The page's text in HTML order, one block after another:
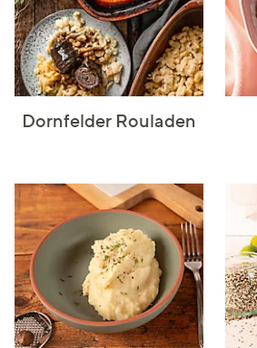
Dornfelder Rouladen